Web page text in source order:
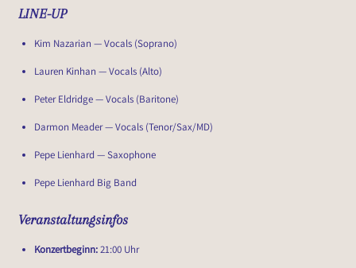
LINE-UP
Kim Nazarian — Vocals (Soprano)
Lauren Kinhan — Vocals (Alto)
Peter Eldridge — Vocals (Baritone)
Darmon Meader — Vocals (Tenor/Sax/MD)
Pepe Lienhard — Saxophone
Pepe Lienhard Big Band
Veranstaltungsinfos
Konzertbeginn:21:00 Uhr